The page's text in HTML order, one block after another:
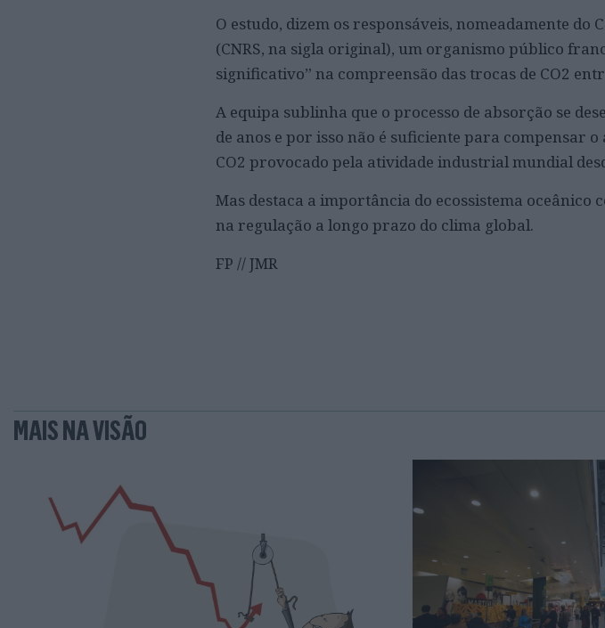
O estudo, dizem os responsáveis, nomeadamente do
(CNRS, na sigla original), um organismo público
significativo” na compreensão das trocas de CO2
A equipa sublinha que o processo de absorção se
de anos e por isso não é suficiente para compensar
CO2 provocado pela atividade industrial mundial
Mas destaca a importância do ecossistema
na regulação a longo prazo do clima global.
FP // JMR
MAIS NA VISÃO